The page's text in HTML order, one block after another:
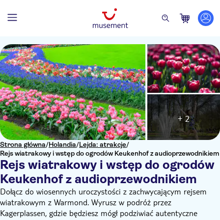
Strona główna/Holandia/Lejda: atrakcje/
Rejs wiatrakowy i wstęp do ogrodów Keukenhof z audioprzewodnikiem
Rejs wiatrakowy i wstęp do ogrodów
Keukenhof z audioprzewodnikiem
+ 2
Dołącz do wiosennych uroczystości z zachwycającym rejsem
wiatrakowym z Warmond. Wyrusz w podróż przez
Kagerplassen, gdzie będziesz mógł podziwiać autentyczne